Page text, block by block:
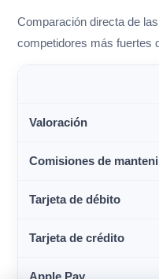
Comparación directa de
competidores más fuertes
Valoración
Comisiones de
Tarjeta de débito
Tarjeta de crédito
Apple Pay